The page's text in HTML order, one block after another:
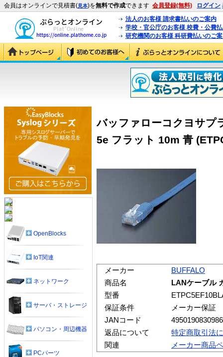
会員はオンラインで見積書(見本)を無料で作成できます 会員登録(無料) ログイン
法人のお客様 請求書払いのご案内
学校・官公庁のお客様 校費・公費
研究機関のお客様 科研費払いのご
バッファローコクヨサプ
5e フラット 10m 青
メーカー
BUFFALO
商品名
LANケーブル
型番
保証条件
メーカー保証
JANコード
4950190830986
返品について
特定商取引法
関連
メーカー商品
OpenBlocks
IoT関連
ネットワーク
サーバ・ストレージ
パソコン・周辺機器
PCパーツ